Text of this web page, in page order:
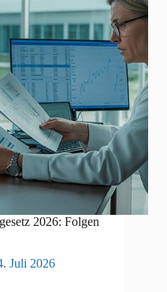
2026: Folgen
Juli 2026